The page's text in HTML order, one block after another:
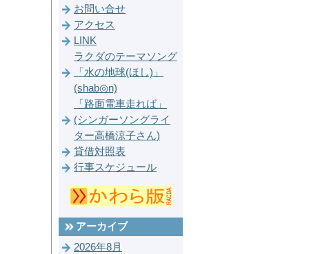
お問い合せ
アクセス
LINK
ラクダのテーマソング
「水の地球(ほし)」
(shab◎n)
「路面電車走れば」
(シンガーソングライ
ター高橋涼子さん)
貸借対照表
行事スケジュール
アーカイブ
2026年8月